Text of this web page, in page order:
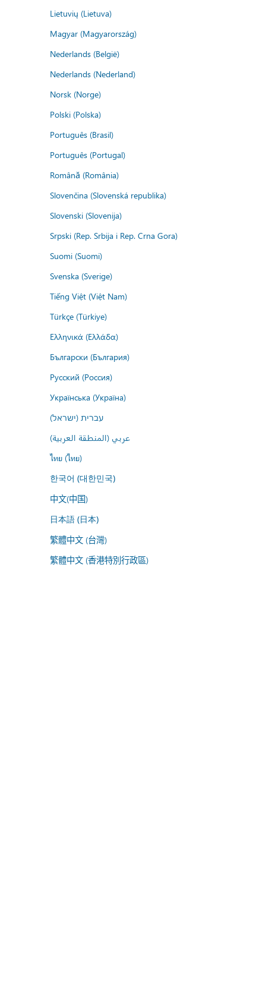
Lietuvių (Lietuva)
Magyar (Magyarország)
Nederlands (België)
Nederlands (Nederland)
Norsk (Norge)
Polski (Polska)
Português (Brasil)
Português (Portugal)
Română (România)
Slovenčina (Slovenská republika)
Slovenski (Slovenija)
Srpski (Rep. Srbija i Rep. Crna Gora)
Suomi (Suomi)
Svenska (Sverige)
Tiếng Việt (Việt Nam)
Türkçe (Türkiye)
Ελληνικά (Ελλάδα)
Български (България)
Русский (Россия)
Українська (Україна)
עברית (ישראל)
عربي (المنطقة العربية)
ไทย (ไทย)
한국어 (대한민국)
中文(中国)
日本語 (日本)
繁體中文 (台灣)
繁體中文 (香港特別行政區)